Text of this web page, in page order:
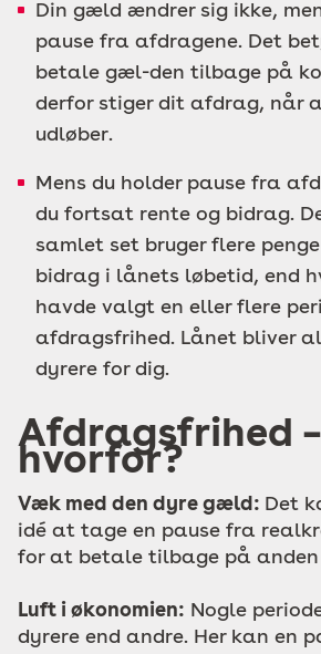
Din gæld ændrer sig ikke,
pause fra afdragene. Det
betale gæl-den tilbage på
derfor stiger dit afdrag, når
udløber.
Mens du holder pause fra
du fortsat rente og bidrag.
samlet set bruger flere
bidrag i lånets løbetid, end
havde valgt en eller flere
afdragsfrihed. Lånet bliver
dyrere for dig.
Afdragsfrihed –
hvorfor?
Væk med den dyre gæld: Det
idé at tage en pause fra
for at betale tilbage på anden
Luft i økonomien: Nogle
dyrere end andre. Her kan en